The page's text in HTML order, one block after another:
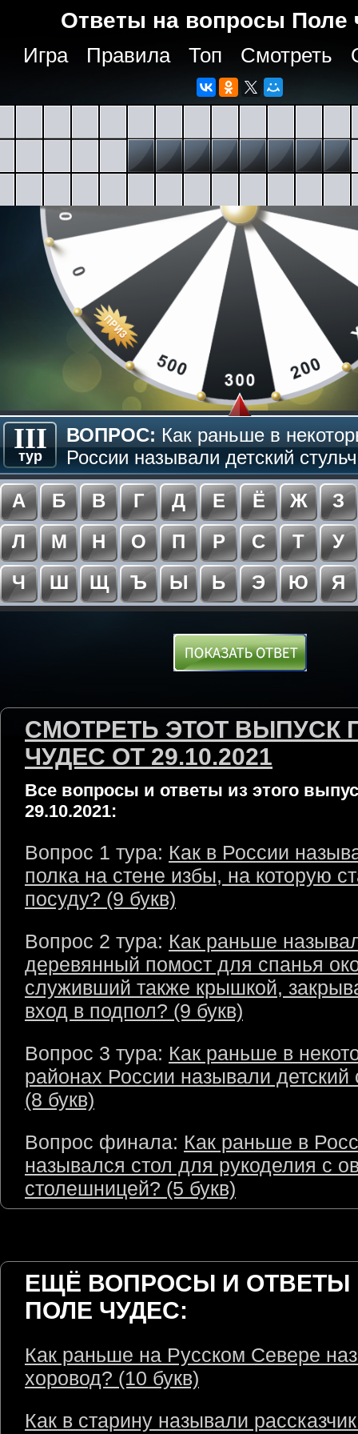
Ответы на вопросы Поле
Игра Правила Топ Смотреть
III
тур
ВОПРОС: Как раньше в
России называли детский
А
Б В Г Д Е Ё Ж
З
Л
М Н О П Р С Т
У
Ч
Ш Щ Ъ Ы Ь Э Ю Я
СМОТРЕТЬ ЭТОТ ВЫПУСК
ЧУДЕС ОТ 29.10.2021
Все вопросы и ответы из этого
29.10.2021:
Вопрос 1 тура: Как в России
полка на стене избы, на которую
посуду? (9 букв)
Вопрос 2 тура: Как раньше
деревянный помост для спанья
служивший также крышкой,
вход в подпол? (9 букв)
Вопрос 3 тура: Как раньше в
районах России называли детский
(8 букв)
Вопрос финала: Как раньше в
назывался стол для рукоделия с
столешницей? (5 букв)
ЕЩЁ ВОПРОСЫ И ОТВЕТЫ
ПОЛЕ ЧУДЕС:
Как раньше на Русском Севере
хоровод? (10 букв)
Как в старину называли